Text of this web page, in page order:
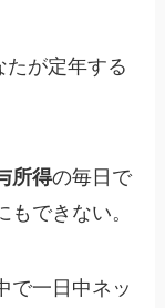
が定年する
所得の毎日で
できない。
で一日中ネッ